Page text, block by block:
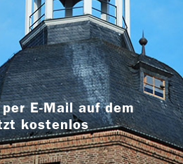
E-Mail auf dem
kostenlos